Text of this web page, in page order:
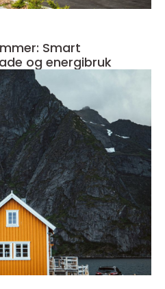
Smart
og energibruk